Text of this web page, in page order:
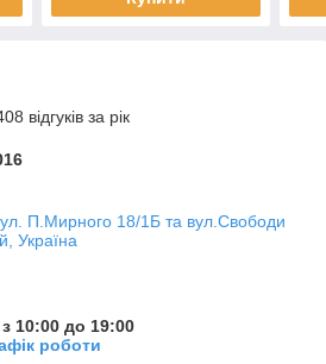
відгуків за рік
П.Мирного 18/1Б та вул.Свободи
Україна
10:00 до 19:00
роботи